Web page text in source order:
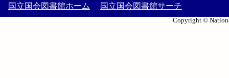
国立国会図書館ホーム 国立国会図書館サーチ
Copyright ©